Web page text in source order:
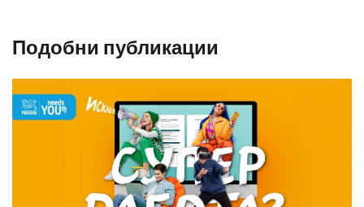
Подобни публикации